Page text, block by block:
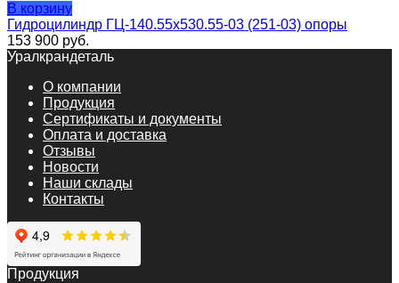
В корзину
Гидроцилиндр ГЦ-140.55х530.55-03 (251-03) опоры
153 900 руб.
Уралкрандеталь
О компании
Продукция
Сертификаты и документы
Оплата и доставка
Отзывы
Новости
Наши склады
Контакты
Продукция